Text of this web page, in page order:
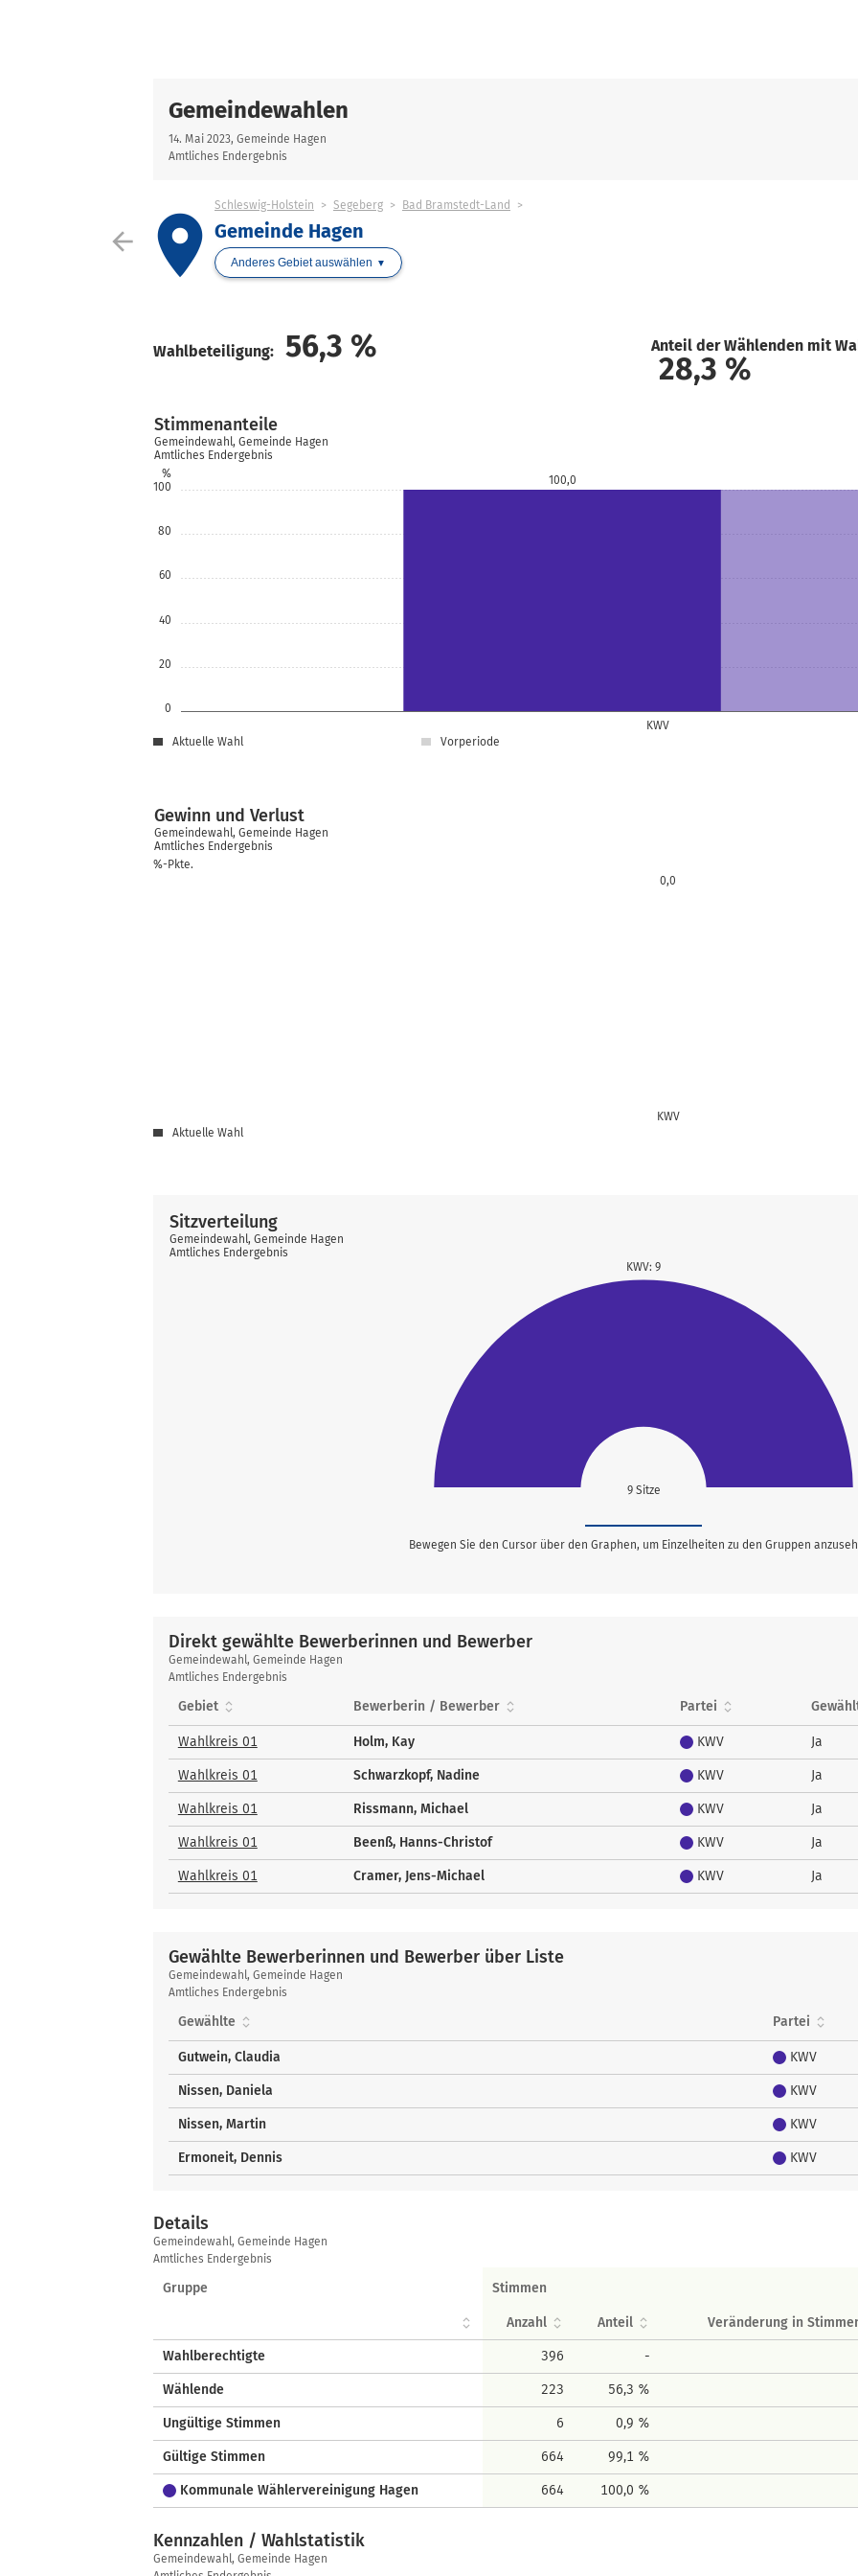
Gemeindewahlen
14. Mai 2023, Gemeinde Hagen
Amtliches Endergebnis
arrow_back place
Schleswig-Holstein Segeberg Bad Bramstedt-Land
Gemeinde Hagen
Anderes Gebiet auswählen
Wahlbeteiligung: 56,3 % Anteil der Wählenden mit
28,3 %
0
20
40
60
80
100
%
KWV
100,0
Stimmenanteile
Gemeindewahl, Gemeinde Hagen
Amtliches Endergebnis
Aktuelle Wahl Vorperiode
%-Pkte.
KWV
0,0
Gewinn und Verlust
Gemeindewahl, Gemeinde Hagen
Amtliches Endergebnis
Aktuelle Wahl
9 Sitze
KWV: 9
Sitzverteilung
Gemeindewahl, Gemeinde Hagen
Amtliches Endergebnis
Bewegen Sie den Cursor über den Graphen, um Einzelheiten zu den Gruppen
Direkt gewählte Bewerberinnen und Bewerber
Direkt
gewählte
Bewerberinnen
Bewerber
Gemeindewahl, Gemeinde Hagen
Amtliches Endergebnis
Gebiet Bewerberin / Bewerber Partei
Wahlkreis 01 Holm, Kay KWV Ja
Wahlkreis 01 Schwarzkopf, Nadine KWV Ja
Wahlkreis 01 Rissmann, Michael KWV Ja
Wahlkreis 01 Beenß, Hanns-Christof KWV Ja
Wahlkreis 01 Cramer, Jens-Michael KWV Ja
Gewählte Bewerberinnen und Bewerber über Liste
Gewählte
Bewerberinnen
und
über
Liste
Gemeindewahl, Gemeinde Hagen
Amtliches Endergebnis
Gewählte Partei
Gutwein, Claudia KWV
Nissen, Daniela KWV
Nissen, Martin KWV
Ermoneit, Dennis KWV
Details
Details
Gemeindewahl, Gemeinde Hagen
Amtliches Endergebnis
Gruppe Stimmen
Anzahl Anteil Veränderung in
Wahlberechtigte 396 -
Wählende 223 56,3 %
Ungültige Stimmen 6 0,9 %
Gültige Stimmen 664 99,1 %
Kommunale Wählervereinigung Hagen 664 100,0 %
Kennzahlen / Wahlstatistik
Kennzahlen
Gemeindewahl, Gemeinde Hagen